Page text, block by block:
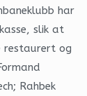
har
slik at
restaurert og
Rahbek